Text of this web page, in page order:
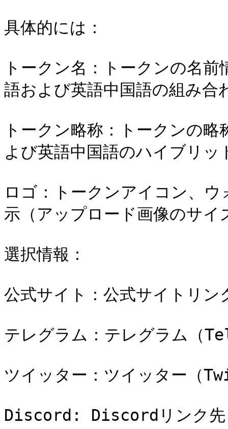
具体的には：
トークン名：トークンの名
語および英語中国語の組み
トークン略称：トークンの略
よび英語中国語のハイブリ
ロゴ：トークンアイコン、
示（アップロード画像のサ
選択情報：
公式サイト：公式サイトリン
テレグラム：テレグラム（
ツイッター：ツイッター（
Discord: Discordリンク先